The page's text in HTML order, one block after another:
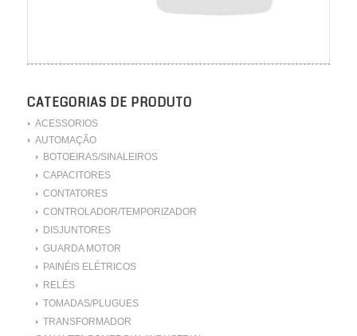
CATEGORIAS DE PRODUTO
ACESSORIOS
AUTOMAÇÃO
BOTOEIRAS/SINALEIROS
CAPACITORES
CONTATORES
CONTROLADOR/TEMPORIZADOR
DISJUNTORES
GUARDA MOTOR
PAINÉIS ELÉTRICOS
RELÉS
TOMADAS/PLUGUES
TRANSFORMADOR